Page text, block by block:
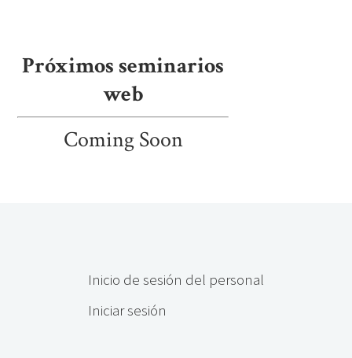
Próximos seminarios
web
Coming Soon
Inicio de sesión del personal
Iniciar sesión